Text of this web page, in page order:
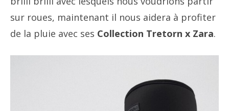
sur roues, maintenant il nous aidera à profiter
de la pluie avec ses Collection Tretorn x Zara.